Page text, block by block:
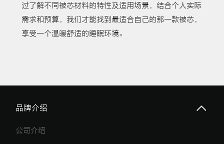
过了解不同被芯材料的特性及适用场景，结合个人实际
需求和预算，我们才能找到最适合自己的那一款被芯，
享受一个温暖舒适的睡眠环境。
品牌介绍
公司介绍